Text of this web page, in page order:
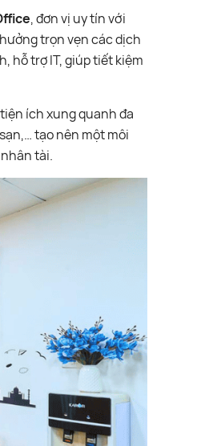
, đơn vị uy tín với
trọn vẹn các dịch
hỗ trợ IT, giúp tiết kiệm
ích xung quanh đa
tạo nên một môi
tài.